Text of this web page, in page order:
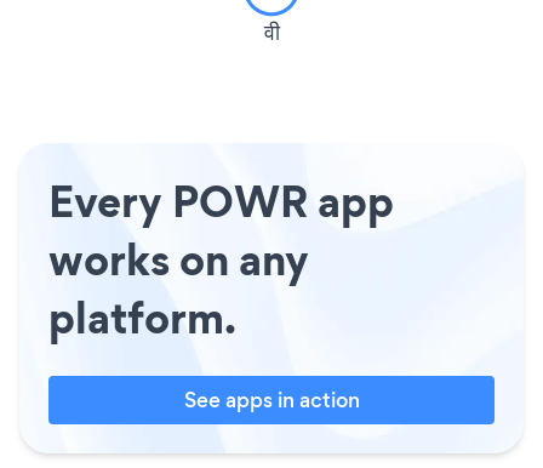
वी
Every POWR app
works on any
platform.
See apps in action